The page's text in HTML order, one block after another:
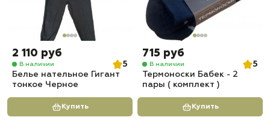
2 110 руб
В наличии
5
Белье нательное Гигант
тонкое Черное
Купить
715 руб
В наличии
5
Термоноски Бабек - 2
пары ( комплект )
Купить